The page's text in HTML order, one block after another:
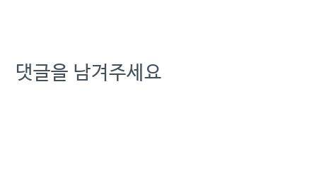
댓글을 남겨주세요